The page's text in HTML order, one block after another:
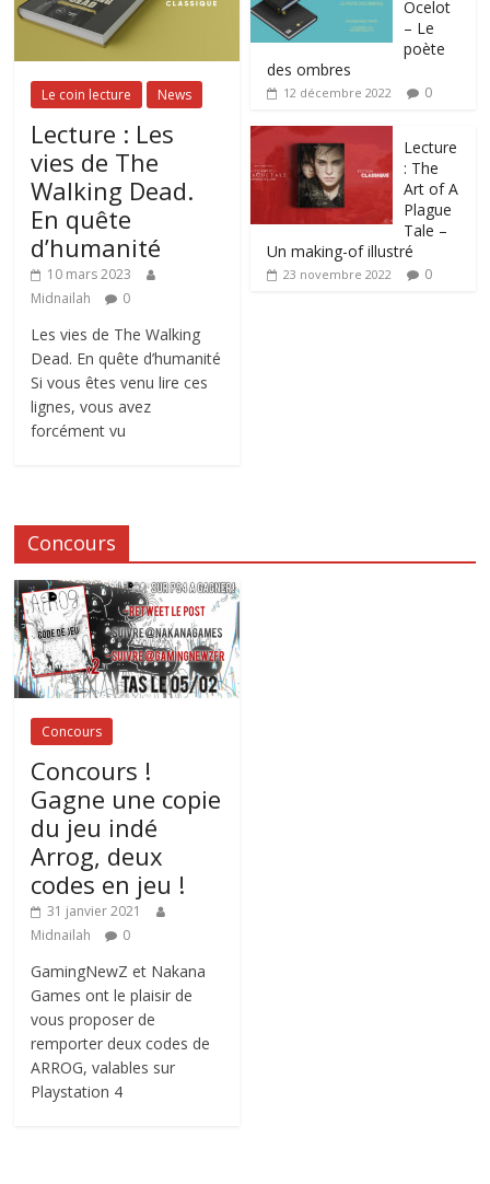
Le coin lecture News
Lecture : Les
vies de The
Walking Dead.
En quête
d’humanité
10 mars 2023
Midnailah
0
Les vies de The Walking
Dead. En quête d’humanité
Si vous êtes venu lire ces
lignes, vous avez
forcément vu
Ocelot
– Le
poète
des ombres
12 décembre 2022 0
Lecture
: The
Art of A
Plague
Tale –
Un making-of illustré
23 novembre 2022 0
Concours
Concours
Concours !
Gagne une copie
du jeu indé
Arrog, deux
codes en jeu !
31 janvier 2021
Midnailah
0
GamingNewZ et Nakana
Games ont le plaisir de
vous proposer de
remporter deux codes de
ARROG, valables sur
Playstation 4